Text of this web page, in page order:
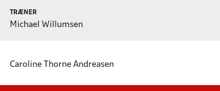
TRÆNER
Michael Willumsen
Caroline Thorne Andreasen